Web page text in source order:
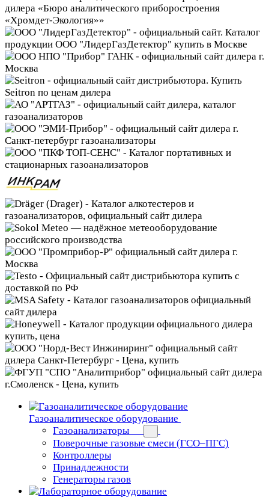
Газоаналитическое оборудование
Газоанализаторы
Поверочные газовые смеси (ГСО–ПГС)
Контроллеры
Принадлежности
Генераторы газов